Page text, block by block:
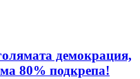
демокрация,
80% подкрепа!